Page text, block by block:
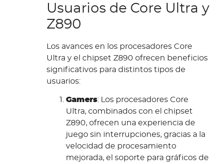
Usuarios de Core Ultra y
Z890
Los avances en los procesadores Core
Ultra y el chipset Z890 ofrecen beneficios
significativos para distintos tipos de
usuarios:
Gamers: Los procesadores Core
Ultra, combinados con el chipset
Z890, ofrecen una experiencia de
juego sin interrupciones, gracias a la
velocidad de procesamiento
mejorada, el soporte para gráficos de